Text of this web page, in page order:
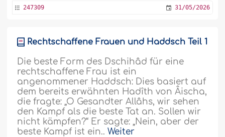
247309 31/05/2026
Rechtschaffene Frauen und Haddsch Teil 1
Die beste Form des Dschihâd für eine
rechtschaffene Frau ist ein
angenommener Haddsch: Dies basiert auf
dem bereits erwähnten Hadîth von Âischa,
die fragte: „O Gesandter Allâhs, wir sehen
den Kampf als die beste Tat an. Sollen wir
nicht kämpfen?“ Er sagte: „Nein, aber der
beste Kampf ist ein..Weiter